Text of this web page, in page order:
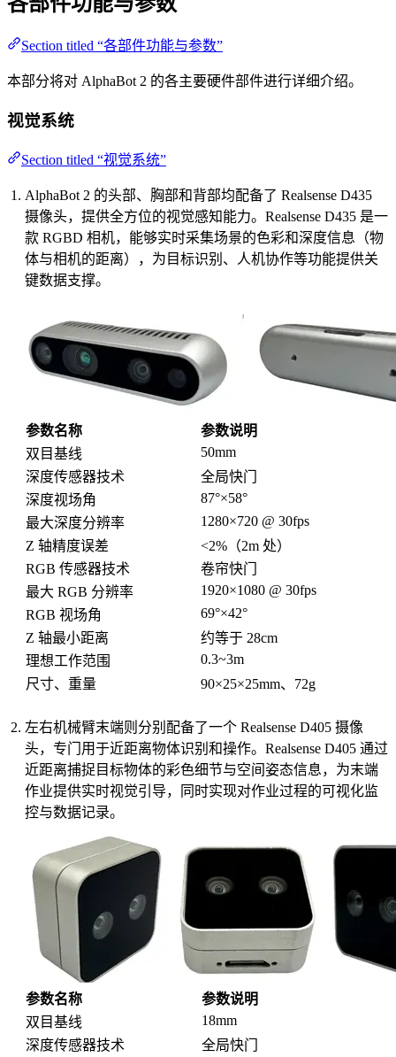
Section titled “各部件功能与参数”
本部分将对 AlphaBot 2 的各主要硬件部件进行详细介绍。
视觉系统
Section titled “视觉系统”
AlphaBot 2 的头部、胸部和背部均配备了 Realsense D435
摄像头，提供全方位的视觉感知能力。Realsense D435 是一
款 RGBD 相机，能够实时采集场景的色彩和深度信息（物
体与相机的距离），为目标识别、人机协作等功能提供关
键数据支撑。
参数名称
参数说明
双目基线
50mm
深度传感器技术
全局快门
深度视场角
87°×58°
最大深度分辨率
1280×720 @ 30fps
Z 轴精度误差
<2%（2m 处）
RGB 传感器技术
卷帘快门
最大 RGB 分辨率
1920×1080 @ 30fps
RGB 视场角
69°×42°
Z 轴最小距离
约等于 28cm
理想工作范围
0.3~3m
尺寸、重量
90×25×25mm、72g
左右机械臂末端则分别配备了一个 Realsense D405 摄像
头，专门用于近距离物体识别和操作。Realsense D405 通过
近距离捕捉目标物体的彩色细节与空间姿态信息，为末端
作业提供实时视觉引导，同时实现对作业过程的可视化监
控与数据记录。
参数名称
参数说明
双目基线
18mm
深度传感器技术
全局快门